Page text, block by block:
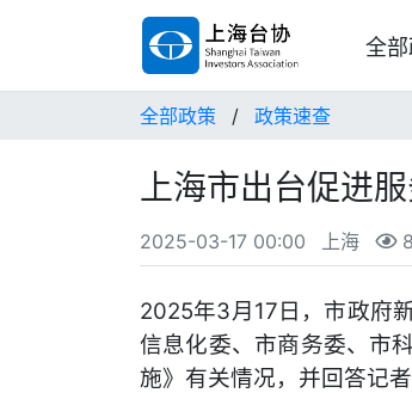
全
全部政策 / 政策速查
上海市出台促进
2025-03-17 00:00 上海
2025年3月17日，市政府
信息化委、市商务委、市
施》有关情况，并回答记者